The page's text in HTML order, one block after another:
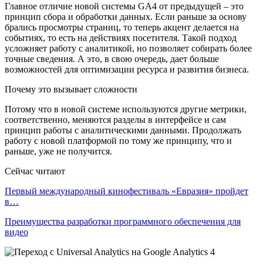
Главное отличие новой системы GA4 от предыдущей – это
принцип сбора и обработки данных. Если раньше за основу
брались просмотры страниц, то теперь акцент делается на
событиях, то есть на действиях посетителя. Такой подход
усложняет работу с аналитикой, но позволяет собирать более
точные сведения. А это, в свою очередь, дает больше
возможностей для оптимизации ресурса и развития бизнеса.
Почему это вызывает сложности
Потому что в новой системе используются другие метрики,
соответственно, меняются разделы в интерфейсе и сам
принцип работы с аналитическими данными. Продолжать
работу с новой платформой по тому же принципу, что и
раньше, уже не получится.
Сейчас читают
Первый международный кинофестиваль «Евразия» пройдет
в…
Преимущества разработки программного обеспечения для
видео